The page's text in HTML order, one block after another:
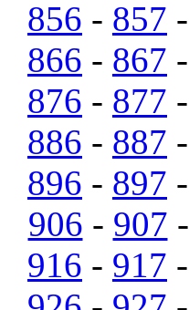
856 - 857 -
866 - 867 -
876 - 877 -
886 - 887 -
896 - 897 -
906 - 907 -
916 - 917 -